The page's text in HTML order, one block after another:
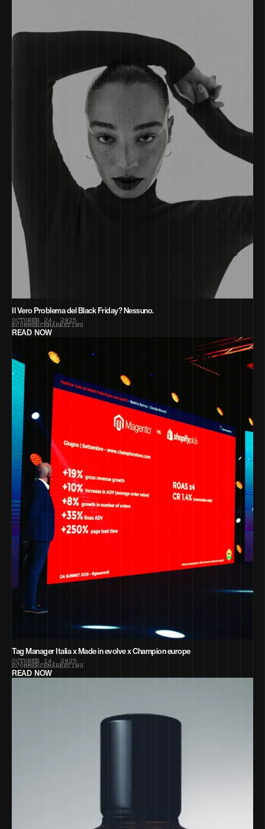
Il Vero Problema del Black Friday? Nessuno.
O CTOBER 24 , 2 0 2 5
EC OMMERCEMARKETING
READ NOW
Tag Manager Italia x Made in evolve x Champion europe
O CTOBER 14 , 2 0 2 5
EC OMMERCEMARKETING
READ NOW